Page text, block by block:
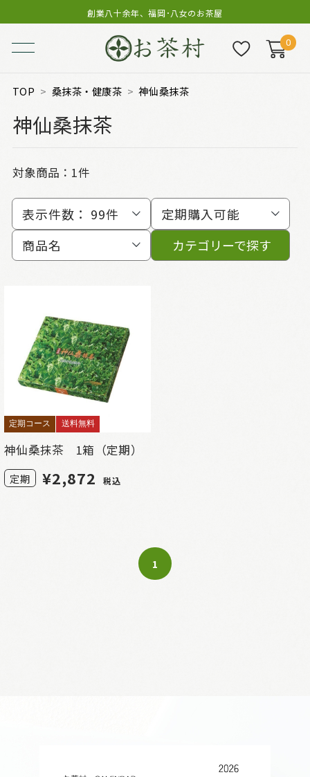
創業八十余年、福岡･八女のお茶屋
0
TOP 桑抹茶・健康茶 神仙桑抹茶
神仙桑抹茶
対象商品： 1件
表示件数： 99件
定期購入可能
商品名
カテゴリーで探す
定期コース 送料無料
神仙桑抹茶 1箱（定期）
定期 ¥2,872 税込
1